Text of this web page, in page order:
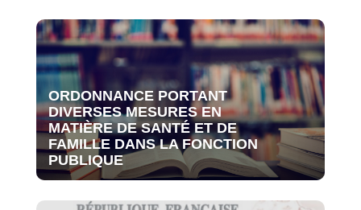
ORDONNANCE PORTANT
DIVERSES MESURES EN
MATIÈRE DE SANTÉ ET DE
FAMILLE DANS LA FONCTION
PUBLIQUE